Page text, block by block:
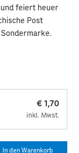
feiert heuer
Post
€ 1,70
inkl. Mwst.
In den Warenkorb